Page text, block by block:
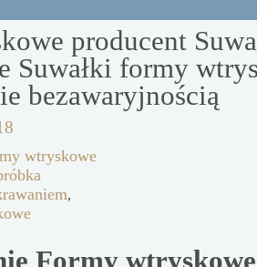
producent
Suwałki formy
bezawaryjnością
wtryskowe
,
Formy